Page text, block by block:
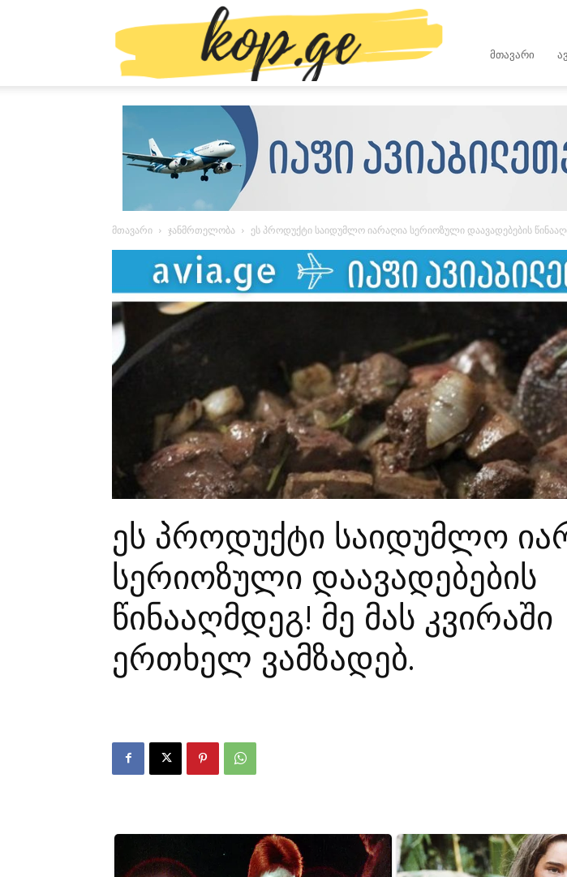
kop.ge
ᲛᲗᲐᲕᲐᲠᲘ
მთავარი ჯანმრთელობა ეს პროდუქტი საიდუმლო იარაღია სერიოზული დაავადებების
ეს პროდუქტი საიდუმლო
სერიოზული დაავადებების
წინააღმდეგ! მე მას კვირაში
ერთხელ ვამზადებ.